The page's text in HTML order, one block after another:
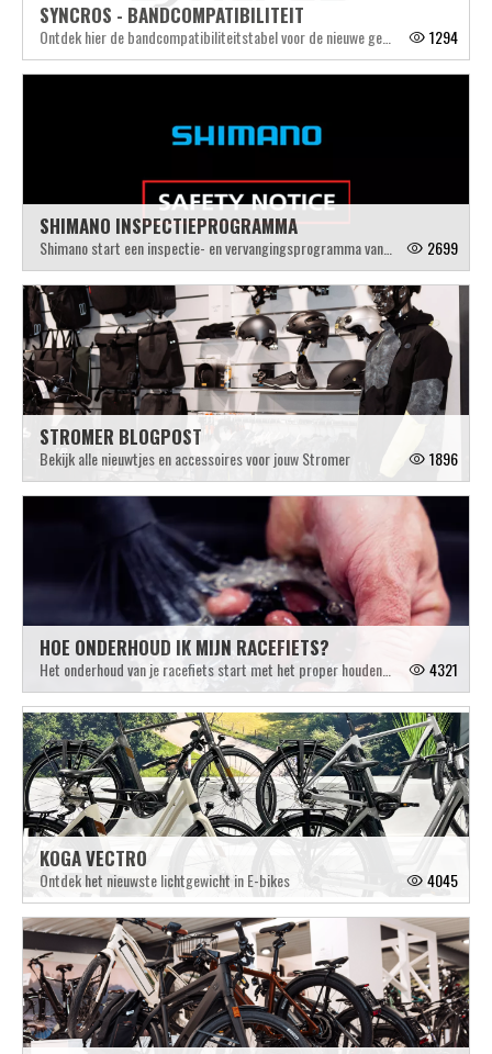
SYNCROS - BANDCOMPATIBILITEIT
1294
SHIMANO INSPECTIEPROGRAMMA
2699
STROMER BLOGPOST
Bekijk alle nieuwtjes en accessoires voor jouw Stromer 1896
HOE ONDERHOUD IK MIJN RACEFIETS?
4321
KOGA VECTRO
Ontdek het nieuwste lichtgewicht in E-bikes 4045